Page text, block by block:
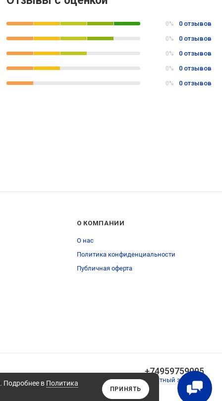
0% 0 отзывов
0% 0 отзывов
0% 0 отзывов
0% 0 отзывов
0% 0 отзывов
Подробнее в Политика
ПРИНЯТЬ
О КОМПАНИИ
О нас
Политика конфиденциальности
Публичная оферта
+74959759095
Обратный звонок